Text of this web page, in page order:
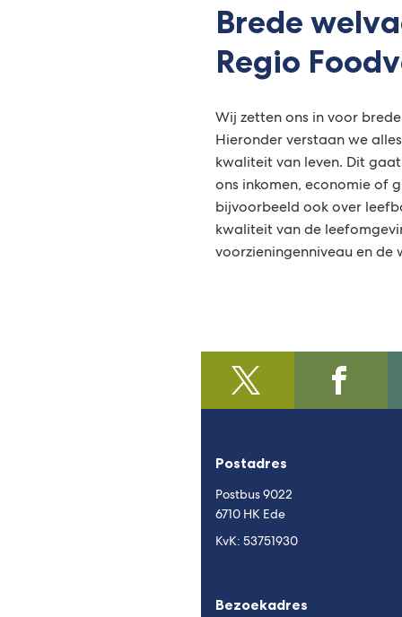
Brede
Regio
Wij zetten ons in voor
Hieronder verstaan we
kwaliteit van leven. Dit
ons inkomen, economie of
bijvoorbeeld ook over
kwaliteit van de
voorzieningenniveau en de
@regiofoodvalley
(Verwijst
naar
externe
naar
Postadres
Postbus 9022
6710 HK Ede
KvK: 53751930
Bezoekadres